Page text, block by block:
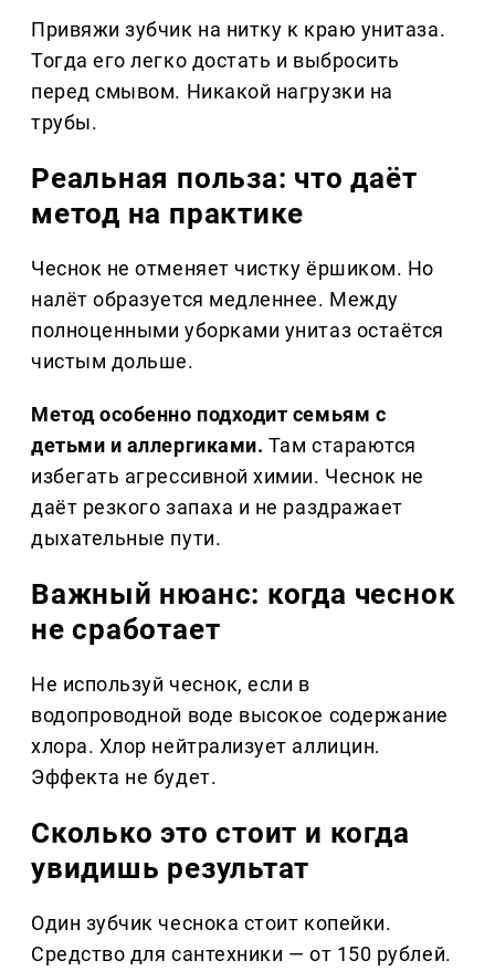
Привяжи зубчик на нитку к краю унитаза.
Тогда его легко достать и выбросить
перед смывом. Никакой нагрузки на
трубы.
Реальная польза: что даёт
метод на практике
Чеснок не отменяет чистку ёршиком. Но
налёт образуется медленнее. Между
полноценными уборками унитаз остаётся
чистым дольше.
Метод особенно подходит семьям с
детьми и аллергиками. Там стараются
избегать агрессивной химии. Чеснок не
даёт резкого запаха и не раздражает
дыхательные пути.
Важный нюанс: когда чеснок
не сработает
Не используй чеснок, если в
водопроводной воде высокое содержание
хлора. Хлор нейтрализует аллицин.
Эффекта не будет.
Сколько это стоит и когда
увидишь результат
Один зубчик чеснока стоит копейки.
Средство для сантехники — от 150 рублей.